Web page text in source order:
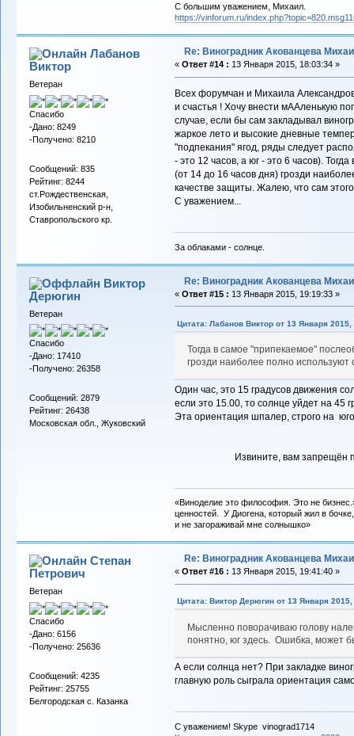
С большим уважением, Михаил.
https://vinforum.ru/
Лабанов
Виктор
Ветеран
Спасибо
-Дано: 8249
-Получено: 8210
Сообщений: 835
Рейтинг: 8244
ст.Рождественская,
Изобильненский р-н,
Ставропольского кр.
Re: Виноградник Акованцева
« Ответ #14 : 13 Января 2015, 18:03:34 »
Всех форумчан и Михаила
и счастья ! Хочу внести мААленькую
случае, если бы сам закладывал
жаркое лето и высокие дневные
"подпекания" ягод, ряды следует
- это 12 часов, а юг - это 6 часов).
(от 14 до 16 часов дня) грозди
качестве защиты. Жалею, что сам
С уважением...
За облаками - солнце.
Виктор
Дерюгин
Ветеран
Спасибо
-Дано: 17410
-Получено: 26358
Сообщений: 2879
Рейтинг: 26438
Московская обл., Жуковский
Re: Виноградник Акованцева
« Ответ #15 : 13 Января 2015, 19:19:33 »
Цитата: Лабанов Виктор от 13 Января 2015,
Тогда в самое "припекаемое"
грозди наиболее полно используют
Один час, это 15 градусов движения
если это 15.00, то солнце уйдет на 45
Эта ориентация шпалер, строго на
Извините, вам запрещён
«Виноделие это философия. Это не
ценностей. У Диогена, который жил в
и не загораживай мне солнышко»
Степан
Петрович
Ветеран
Спасибо
-Дано: 6156
-Получено: 25636
Сообщений: 4235
Рейтинг: 25755
Белгородская с. Казанка
Re: Виноградник Акованцева
« Ответ #16 : 13 Января 2015, 19:41:40 »
Цитата: Виктор Дерюгин от 13 Января
Мысленно поворачиваю голову
понятно, юг здесь. Ошибка, может
А если солнца нет? При закладке
главную роль сыграла ориентация
С уважением! Skype vinograd1714